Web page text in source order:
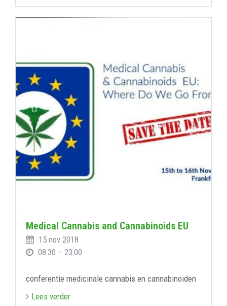
Medical Cannabis and Cannabinoids EU
15 nov 2018
08:30 – 23:00
conferentie medicinale cannabis en cannabinoiden
Lees verder